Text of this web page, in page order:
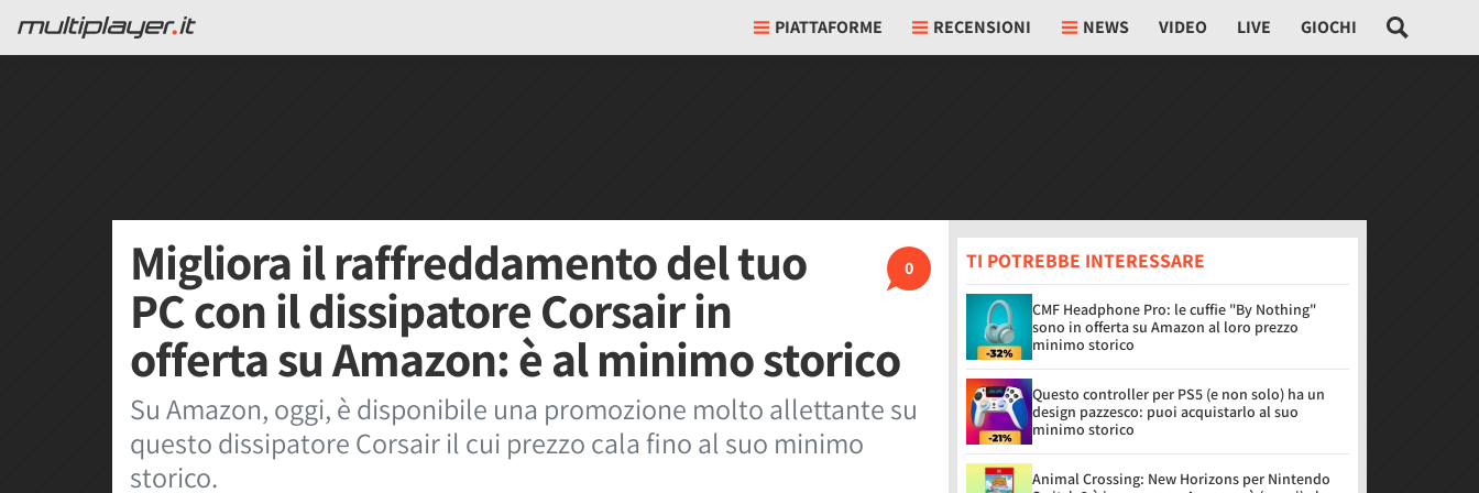
PIATTAFORME RECENSIONI NEWS VIDEO LIVE GIOCHI
0
Migliora il raffreddamento del tuo
PC con il dissipatore Corsair in
offerta su Amazon: è al minimo storico
Su Amazon, oggi, è disponibile una promozione molto allettante su
questo dissipatore Corsair il cui prezzo cala fino al suo minimo
storico.
TI POTREBBE INTERESSARE
CMF Headphone Pro: le cuffie "By Nothing"
sono in offerta su Amazon al loro prezzo
minimo storico
Questo controller per PS5 (e non solo) ha un
design pazzesco: puoi acquistarlo al suo
minimo storico
Animal Crossing: New Horizons per Nintendo